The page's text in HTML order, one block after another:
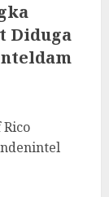
Diduga